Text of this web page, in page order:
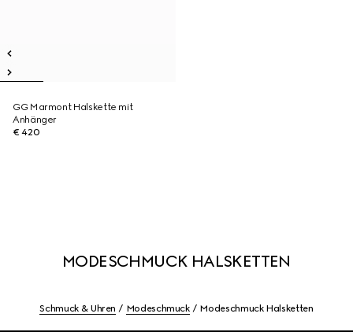
GG Marmont Halskette mit
Anhänger
€ 420
MODESCHMUCK HALSKETTEN
Schmuck & Uhren Modeschmuck Modeschmuck Halsketten